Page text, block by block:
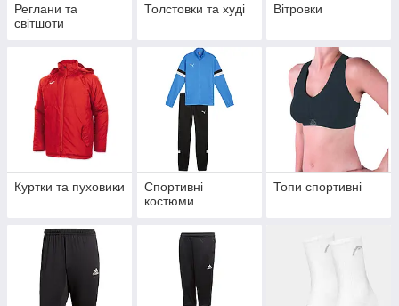
Реглани та
світшоти
Толстовки та худі Вітровки
Куртки та пуховики
Спортивні
костюми
Топи спортивні